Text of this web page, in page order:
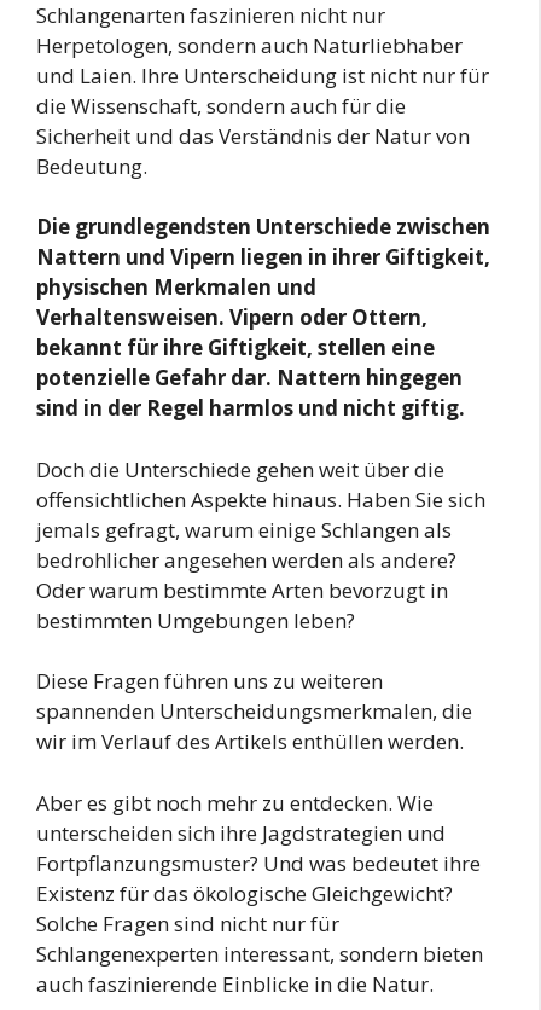
Schlangenarten faszinieren nicht nur
Herpetologen, sondern auch Naturliebhaber
und Laien. Ihre Unterscheidung ist nicht nur für
die Wissenschaft, sondern auch für die
Sicherheit und das Verständnis der Natur von
Bedeutung.
Die grundlegendsten Unterschiede zwischen
Nattern und Vipern liegen in ihrer Giftigkeit,
physischen Merkmalen und
Verhaltensweisen. Vipern oder Ottern,
bekannt für ihre Giftigkeit, stellen eine
potenzielle Gefahr dar. Nattern hingegen
sind in der Regel harmlos und nicht giftig.
Doch die Unterschiede gehen weit über die
offensichtlichen Aspekte hinaus. Haben Sie sich
jemals gefragt, warum einige Schlangen als
bedrohlicher angesehen werden als andere?
Oder warum bestimmte Arten bevorzugt in
bestimmten Umgebungen leben?
Diese Fragen führen uns zu weiteren
spannenden Unterscheidungsmerkmalen, die
wir im Verlauf des Artikels enthüllen werden.
Aber es gibt noch mehr zu entdecken. Wie
unterscheiden sich ihre Jagdstrategien und
Fortpflanzungsmuster? Und was bedeutet ihre
Existenz für das ökologische Gleichgewicht?
Solche Fragen sind nicht nur für
Schlangenexperten interessant, sondern bieten
auch faszinierende Einblicke in die Natur.